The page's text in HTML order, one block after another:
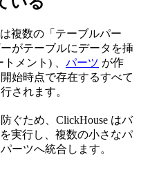
複数の「テーブルパー
がテーブルにデータを挿
メント) 、 パーツ が作
始時点で存在するすべて
されます。
ぐため、ClickHouse はバ
実行し、複数の小さなパ
ーツへ統合します。